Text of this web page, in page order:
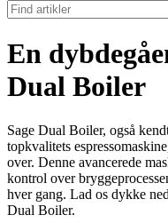
En
Dual Boiler
Sage Dual Boiler, også
topkvalitets
over. Denne avancerede
kontrol over
hver gang. Lad os dykke
Dual Boiler.